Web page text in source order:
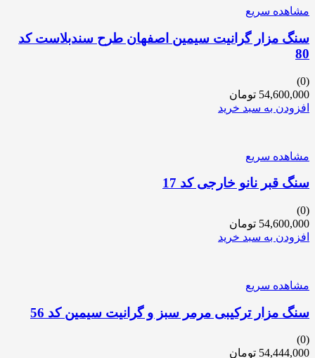
مشاهده سریع
سنگ مزار گرانیت سیمین اصفهان طرح سندبلاست کد
80
(0)
54,600,000 تومان
افزودن به سبد خرید
مشاهده سریع
سنگ قبر نانو خارجی کد 17
(0)
54,600,000 تومان
افزودن به سبد خرید
مشاهده سریع
سنگ مزار ترکیبی مرمر سبز و گرانیت سیمین کد 56
(0)
54,444,000 تومان